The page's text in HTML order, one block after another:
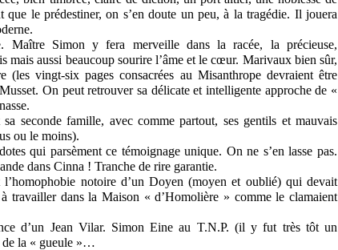
que le prédestiner, on s’en doute un peu, à la tragédie. Il jouera
Maître Simon y fera merveille dans la racée, la précieuse,
mais aussi beaucoup sourire l’âme et le cœur. Marivaux bien sûr,
(les vingt-six pages consacrées au Misanthrope devraient être
On peut retrouver sa délicate et intelligente approche de «
seconde famille, avec comme partout, ses gentils et mauvais
ou le moins).
qui parsèment ce témoignage unique. On ne s’en lasse pas.
dans Cinna ! Tranche de rire garantie.
l’homophobie notoire d’un Doyen (moyen et oublié) qui devait
travailler dans la Maison « d’Homolière » comme le clamaient
d’un Jean Vilar. Simon Eine au T.N.P. (il y fut très tôt un
de la « gueule »…